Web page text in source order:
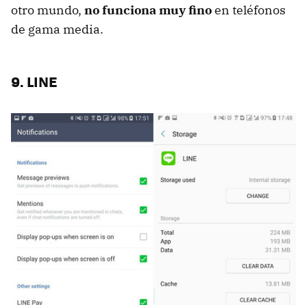
otro mundo, no funciona muy finoen teléfonos
de gama media.
9. LINE